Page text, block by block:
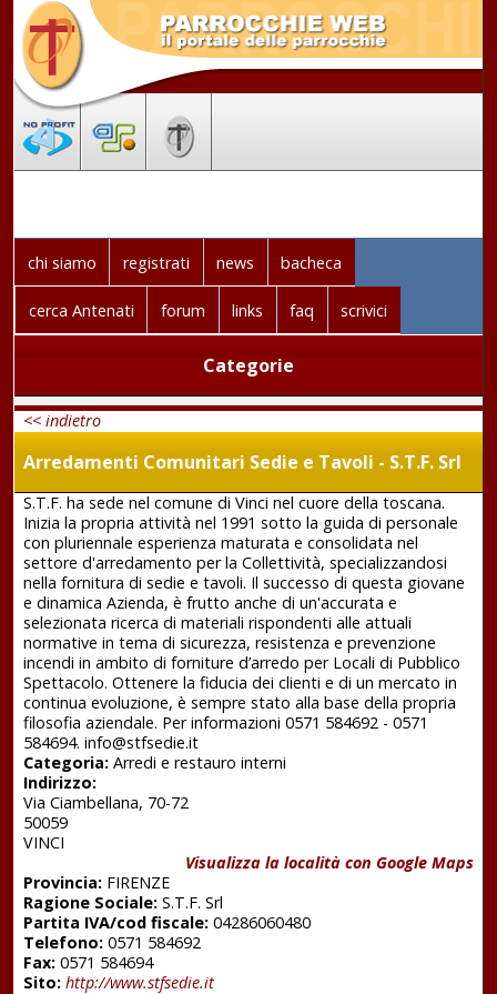
chi siamo registrati news bacheca
cerca Antenati forum links faq scrivici
Categorie
<< indietro
Arredamenti Comunitari Sedie e Tavoli - S.T.F. Srl
S.T.F. ha sede nel comune di Vinci nel cuore della toscana.
Inizia la propria attività nel 1991 sotto la guida di personale
con pluriennale esperienza maturata e consolidata nel
settore d'arredamento per la Collettività, specializzandosi
nella fornitura di sedie e tavoli. Il successo di questa giovane
e dinamica Azienda, è frutto anche di un'accurata e
selezionata ricerca di materiali rispondenti alle attuali
normative in tema di sicurezza, resistenza e prevenzione
incendi in ambito di forniture d’arredo per Locali di Pubblico
Spettacolo. Ottenere la fiducia dei clienti e di un mercato in
continua evoluzione, è sempre stato alla base della propria
filosofia aziendale. Per informazioni 0571 584692 - 0571
584694. info@stfsedie.it
Categoria:Arredi e restauro interni
Indirizzo:
Via Ciambellana, 70-72
50059
VINCI
Visualizza la località con Google Maps
Provincia:FIRENZE
Ragione Sociale:S.T.F. Srl
Partita IVA/cod fiscale:04286060480
Telefono:0571 584692
Fax:0571 584694
Sito: http://www.stfsedie.it